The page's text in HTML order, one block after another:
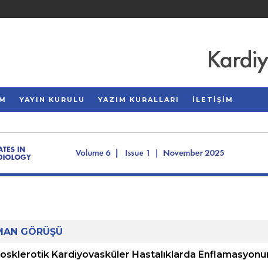
YAYIN KURULU YAZIM KURALLARI İLETİŞİM
GÖRÜŞÜ
Kardiyovasküler Hastalıklarda